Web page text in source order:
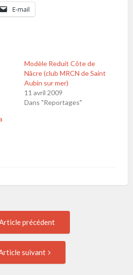
E-mail
Modèle Reduit Côte de
Nâcre (club MRCN de Saint
Aubin sur mer)
11 avril 2009
Dans "Reportages"
précédent
suivant